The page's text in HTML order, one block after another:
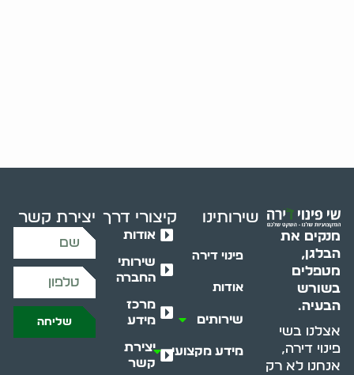
מנקים את
הבלגן,
מטפלים
בשורש
הבעיה.
אצלנו בשי
פינוי דירה,
אנחנו לא רק
שירותינו
פינוי דירה
אודות
שירותים
מידע מקצועי
קיצורי דרך
אודות
שירותי
החברה
מרכז
מידע
יצירת
קשר
יצירת קשר
שליחה